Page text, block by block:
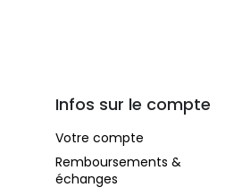
Infos sur le compte
Votre compte
Remboursements &
échanges